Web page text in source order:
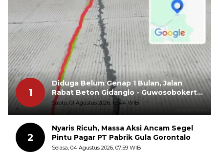
1
Diduga Belum Genap 1 Bulan, Jalan
Rabat Beton Gidanglo - Guwosobokerto
Sudah Pecah
Sabtu, 01 Agustus 2026, 13:44 WIB
2
Nyaris Ricuh, Massa Aksi Ancam Segel
Pintu Pagar PT Pabrik Gula Gorontalo
Selasa, 04 Agustus 2026, 07:59 WIB